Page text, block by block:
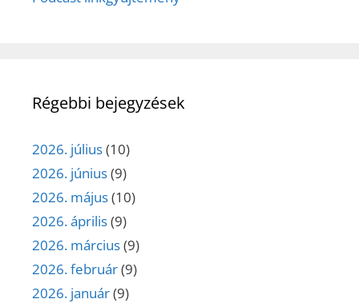
Régebbi bejegyzések
2026. július(10)
2026. június(9)
2026. május(10)
2026. április(9)
2026. március(9)
2026. február(9)
2026. január(9)